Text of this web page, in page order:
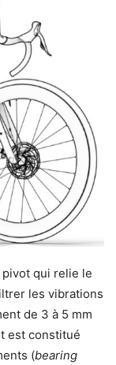
qui relie le
les vibrations
de 3 à 5 mm
est constitué
(bearing